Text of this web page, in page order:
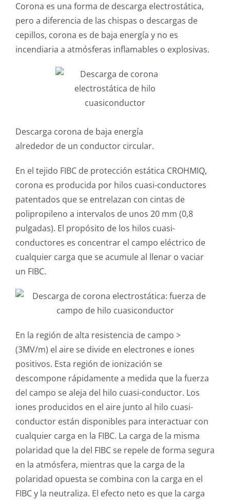
Corona es una forma de descarga electrostática,
pero a diferencia de las chispas o descargas de
cepillos, corona es de baja energía y no es
incendiaria a atmósferas inflamables o explosivas.
Descarga corona de baja energía
alrededor de un conductor circular.
En el tejido FIBC de protección estática CROHMIQ,
corona es producida por hilos cuasi-conductores
patentados que se entrelazan con cintas de
polipropileno a intervalos de unos 20 mm (0,8
pulgadas). El propósito de los hilos cuasi-
conductores es concentrar el campo eléctrico de
cualquier carga que se acumule al llenar o vaciar
un FIBC.
En la región de alta resistencia de campo >
(3MV/m) el aire se divide en electrones e iones
positivos. Esta región de ionización se
descompone rápidamente a medida que la fuerza
del campo se aleja del hilo cuasi-conductor. Los
iones producidos en el aire junto al hilo cuasi-
conductor están disponibles para interactuar con
cualquier carga en la FIBC. La carga de la misma
polaridad que la del FIBC se repele de forma segura
en la atmósfera, mientras que la carga de la
polaridad opuesta se combina con la carga en el
FIBC y la neutraliza. El efecto neto es que la carga